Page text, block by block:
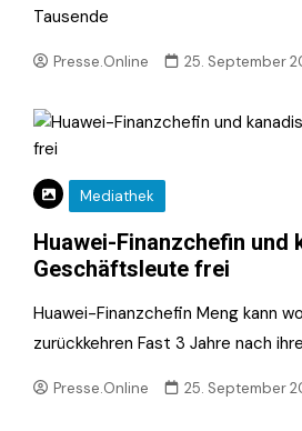
Tausende
Presse.Online 25. September
Mediathek
Huawei-Finanzchefin und
Geschäftsleute frei
Huawei-Finanzchefin Meng kann
zurückkehren Fast 3 Jahre nach
Presse.Online 25. September